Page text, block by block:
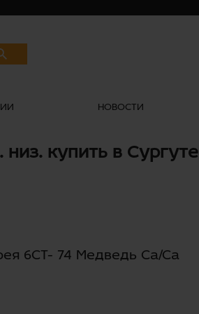
НОВОСТИ
купить в Сургуте
6СТ- 74 Медведь Ca/Ca